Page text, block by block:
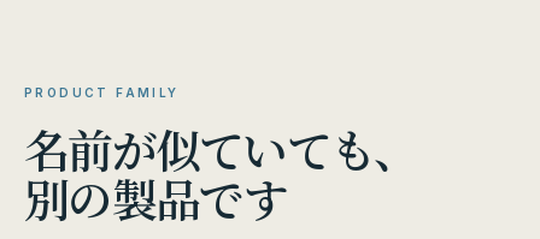
PRODUCT FAMILY
名前が似ていても、
別の製品です